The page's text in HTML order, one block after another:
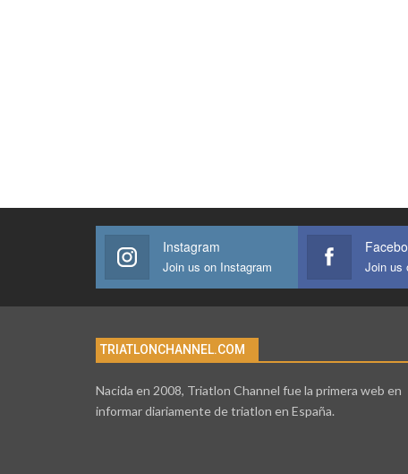
Instagram
Join us on Instagram Join us
TRIATLONCHANNEL.COM
Nacida en 2008, Triatlon Channel fue la primera web en
informar diariamente de triatlon en España.